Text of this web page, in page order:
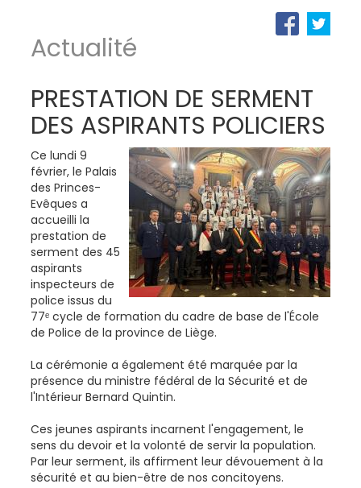
Actualité
PRESTATION DE SERMENT
DES ASPIRANTS POLICIERS
Ce lundi 9
février, le Palais
des Princes-
Evêques a
accueilli la
prestation de
serment des 45
aspirants
inspecteurs de
police issus du
77ᵉ cycle de formation du cadre de base de l'École
de Police de la province de Liège.
La cérémonie a également été marquée par la
présence du ministre fédéral de la Sécurité et de
l'Intérieur Bernard Quintin.
Ces jeunes aspirants incarnent l'engagement, le
sens du devoir et la volonté de servir la population.
Par leur serment, ils affirment leur dévouement à la
sécurité et au bien-être de nos concitoyens.